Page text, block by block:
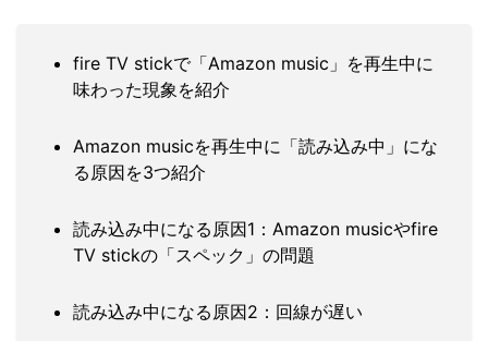
fire TV stickで「Amazon music」を再生中に
味わった現象を紹介
Amazon musicを再生中に「読み込み中」にな
る原因を3つ紹介
読み込み中になる原因1：Amazon musicやfire
TV stickの「スペック」の問題
読み込み中になる原因2：回線が遅い